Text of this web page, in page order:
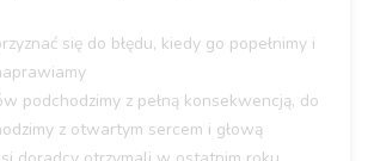
się do błędu, kiedy go popełnimy i
podchodzimy z pełną konsekwencją, do
z otwartym sercem i głową